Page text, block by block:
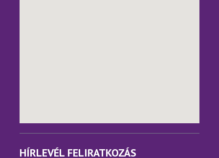
HÍRLEVÉL FELIRATKOZÁS